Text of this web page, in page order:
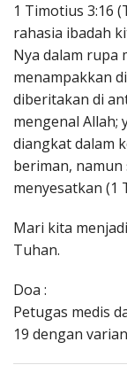
1 Timotius 3:16
rahasia ibadah
Nya dalam rupa
menampakkan
diberitakan di
mengenal Allah;
diangkat dalam
beriman, namun
menyesatkan (1
Mari kita
Tuhan.
Doa :
Petugas medis
19 dengan